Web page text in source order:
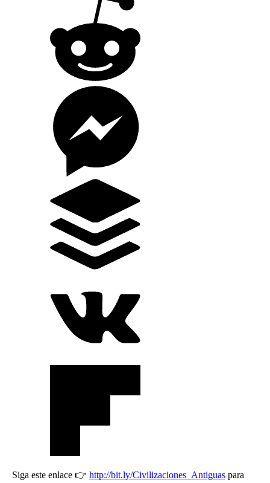
Siga este enlace 👉 http://bit.ly/Civilizaciones_Antiguas para